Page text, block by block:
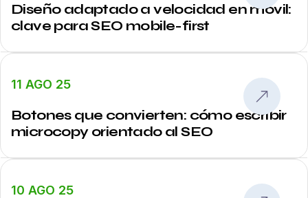
Diseño adaptado a velocidad en móvil:
clave para SEO mobile-first
11 AGO 25
Botones que convierten: cómo escribir
microcopy orientado al SEO
10 AGO 25